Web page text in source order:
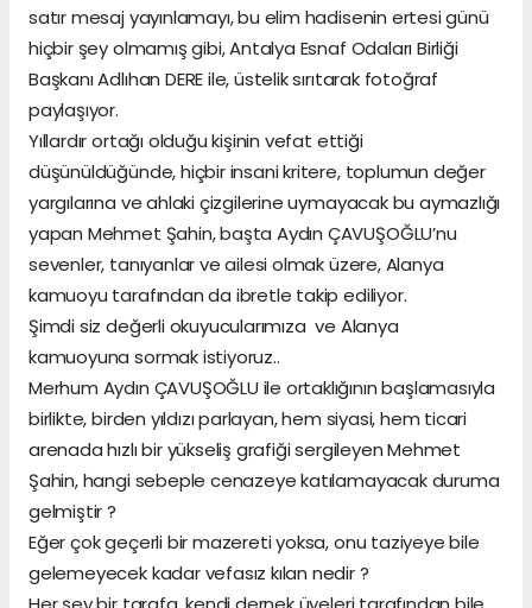
satır mesaj yayınlamayı, bu elim hadisenin ertesi günü
hiçbir şey olmamış gibi, Antalya Esnaf Odaları Birliği
Başkanı Adlıhan DERE ile, üstelik sırıtarak fotoğraf
paylaşıyor.
Yıllardır ortağı olduğu kişinin vefat ettiği
düşünüldüğünde, hiçbir insani kritere, toplumun değer
yargılarına ve ahlaki çizgilerine uymayacak bu aymazlığı
yapan Mehmet Şahin, başta Aydın ÇAVUŞOĞLU’nu
sevenler, tanıyanlar ve ailesi olmak üzere, Alanya
kamuoyu tarafından da ibretle takip ediliyor.
Şimdi siz değerli okuyucularımıza ve Alanya
kamuoyuna sormak istiyoruz..
Merhum Aydın ÇAVUŞOĞLU ile ortaklığının başlamasıyla
birlikte, birden yıldızı parlayan, hem siyasi, hem ticari
arenada hızlı bir yükseliş grafiği sergileyen Mehmet
Şahin, hangi sebeple cenazeye katılamayacak duruma
gelmiştir ?
Eğer çok geçerli bir mazereti yoksa, onu taziyeye bile
gelemeyecek kadar vefasız kılan nedir ?